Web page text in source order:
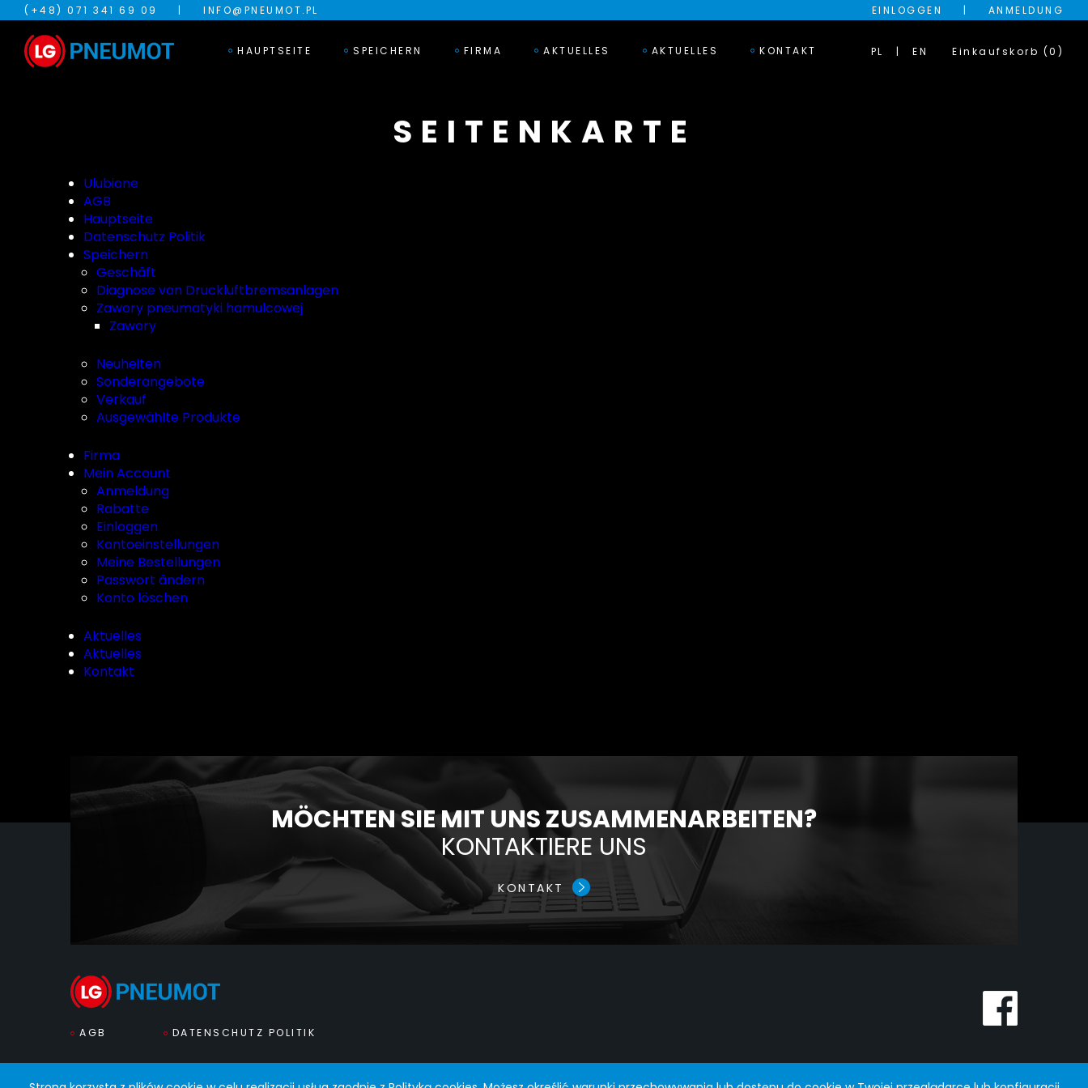
(+48) 071 341 69 09 | INFO@PNEUMOT.PL EINLOGGEN | ANMELDUNG
HAUPTSEITE SPEICHERN FIRMA AKTUELLES AKTUELLES KONTAKT PL EN Einkaufskorb (0)
SEITENKARTE
Ulubione
AGB
Hauptseite
Datenschutz Politik
Speichern
Geschäft
Diagnose von Druckluftbremsanlagen
Zawory pneumatyki hamulcowej
Zawory
Neuheiten
Sonderangebote
Verkauf
Ausgewählte Produkte
Firma
Mein Account
Anmeldung
Rabatte
Einloggen
Kontoeinstellungen
Meine Bestellungen
Passwort ändern
Konto löschen
Aktuelles
Aktuelles
Kontakt
MÖCHTEN SIE MIT UNS ZUSAMMENARBEITEN?
KONTAKTIERE UNS
KONTAKT
AGB DATENSCHUTZ POLITIK